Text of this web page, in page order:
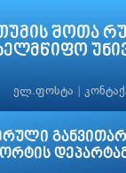
შოთა
ელ.ფოსტა